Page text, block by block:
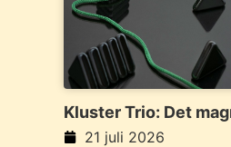
Kluster Trio: Det
som samlar familj
21 juli 2026